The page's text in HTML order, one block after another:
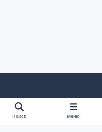
Поиск Меню